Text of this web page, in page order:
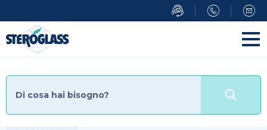
al
contenuto
principale